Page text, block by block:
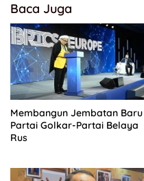
Baca Juga
Membangun Jembatan Baru
Partai Golkar-Partai Belaya
Rus